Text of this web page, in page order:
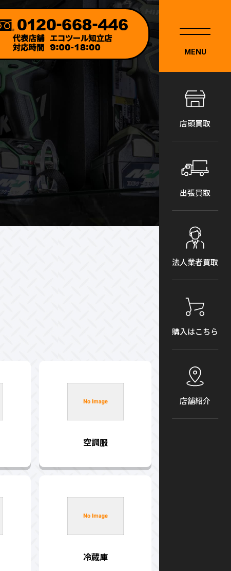
MENU
店頭買取
出張買取
法人業者買取
購入はこちら
店舗紹介
空調服
冷蔵庫